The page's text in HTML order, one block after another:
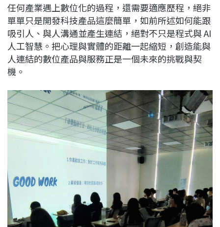
任何產業遇上數位化的過程，還需要適應歷程，絕非
單單只是開發科技產品這麼簡單，如前所述如何能跟
吸引人、與人溝通並產生連結，絕對不只是程式與 AI
人工智慧。把心理與實體的距離一起縮短，創造能與
人連結的數位產品與服務正是一個未來的挑戰與契
機。